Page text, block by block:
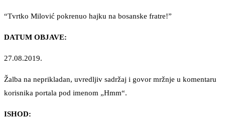
“Tvrtko Milović pokrenuo hajku na bosanske fratre!”
DATUM OBJAVE:
27.08.2019.
Žalba na neprikladan, uvredljiv sadržaj i govor mržnje u komentaru
korisnika portala pod imenom „Hmm“.
ISHOD: